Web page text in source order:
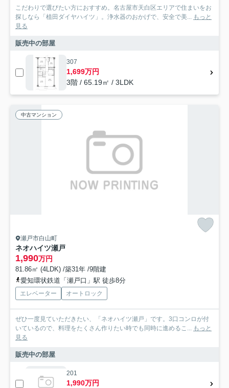
こだわりで選びたい方におすすめ。名古屋市天白区エリアで住まいをお
探しなら「植田ダイヤハイツ」。浄水器のおかげで、安全で美... もっと
見る
販売中の部屋
307
1,699万円
3階 / 65.19㎡ / 3LDK
中古マンション
瀬戸市白山町
ネオハイツ瀬戸
1,990万円
81.86㎡ (4LDK) /築31年 /9階建
愛知環状鉄道「瀬戸口」駅 徒歩8分
エレベーター オートロック
ぜひ一度見ていただきたい、「ネオハイツ瀬戸」です。3口コンロが付
いているので、料理をたくさん作りたい時でも同時に進めるこ... もっと
見る
販売中の部屋
201
1,990万円